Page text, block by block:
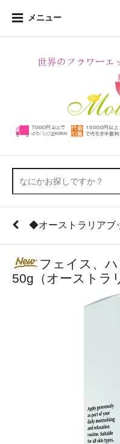
メニュー
◆オーストラリアブ
フェイス、
50g（オーストラ